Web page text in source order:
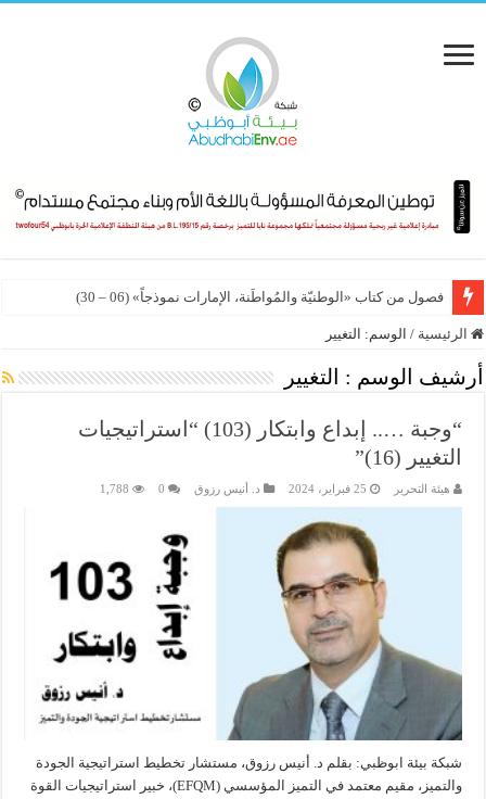
فصول من كتاب «الوطنيّة والمُواطَنة، الإمارات نموذجاً» (06 – 30)
الدوحة تحتضن المؤتمر العلمي الدولي الرابع للمسؤولية المجتمعية 2026
الرئيسية / الوسم: التغيير
أرشيف الوسم : التغيير
“وجبة ….. إبداع وابتكار (103) “استراتيجيات
التغيير (16)”
هيئة التحرير 25 فبراير، 2024 د. أنيس رزوق 0
1,788
شبكة بيئة ابوظبي: بقلم د. أنيس رزوق، مستشار تخطيط استراتيجية الجودة
والتميز، مقيم معتمد في التميز المؤسسي (EFQM)، خبير استراتيجيات القوة